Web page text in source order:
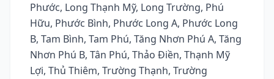
Phước, Long Thạnh Mỹ, Long Trường, Phú
Hữu, Phước Bình, Phước Long A, Phước Long
B, Tam Bình, Tam Phú, Tăng Nhơn Phú A, Tăng
Nhơn Phú B, Tân Phú, Thảo Điền, Thạnh Mỹ
Lợi, Thủ Thiêm, Trường Thạnh, Trường